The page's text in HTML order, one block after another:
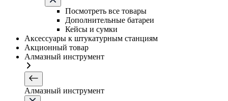
Посмотреть все товары
Дополнительные батареи
Кейсы и сумки
Аксессуары к штукатурным станциям
Акционный товар
Алмазный инструмент
Алмазный инструмент